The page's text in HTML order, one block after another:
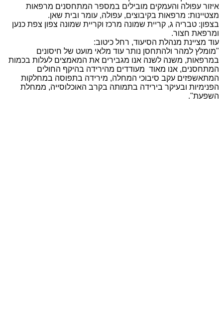
איזור עפולה והעמקים מובילים במספר המתחסנים מרפאות
מצטיינות: מרפאות בקיבוצים, עפולה, עומר ובית שאן.
בצפון: טבריה ג, קריית שמונה מרכז וקריית שמונה צפון צפת כנען
ומרפאת חצור.
עוד מציינת מנהלת הסיעוד, רחל כיטוב:
"מומלץ למהר ולהתחסן נותר עוד מלאי מועט של חיסונים
במרפאות, משנה לשנה אנו מגבירים את המאמצים לעלות בכמות
המתחסנים, אנו מאוד מעודדים מהירידה בהיקף החולים
המתאשפזים עקב סיבוכי המחלה, מירידה בתפוסה במחלקות
הפנימיות ובעיקר בירידה בתמותה בקרב האוכלוסייה, ממחלת
השפעת".